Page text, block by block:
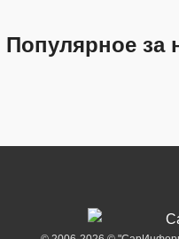
Популярное за